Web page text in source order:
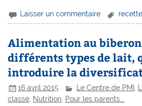
Laisser un commentaire
Alimentation au biberon
différents types de lait,
introduire la
16 avril 2015 Le Centre de PMI ,
classé Nutrition Pour les parents...